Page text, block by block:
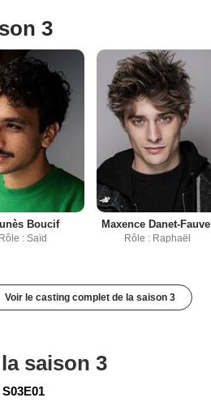
3
Boucif
Rôle : Saïd
Maxence Danet-Fauvel
Rôle : Raphaël
Voir le casting complet de la saison 3
saison 3
S03E01